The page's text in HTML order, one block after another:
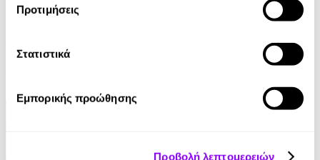
Προτιμήσεις
Στατιστικά
Εμπορικής προώθησης
Προβολή λεπτομερειών
eBook
8.99€